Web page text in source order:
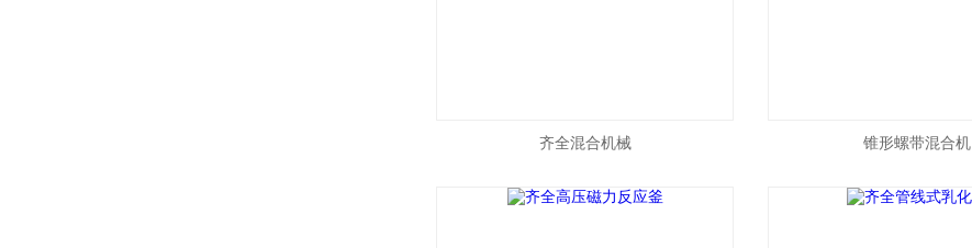
齐全混合机械 锥形螺带混合机